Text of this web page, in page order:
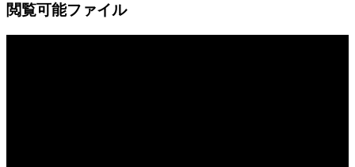
閲覧可能ファイル